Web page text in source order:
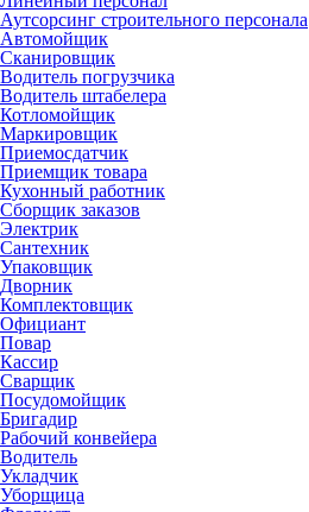
Аутсорсинг строительного персонала
Автомойщик
Сканировщик
Водитель погрузчика
Водитель штабелера
Котломойщик
Маркировщик
Приемосдатчик
Приемщик товара
Кухонный работник
Сборщик заказов
Электрик
Сантехник
Упаковщик
Дворник
Комплектовщик
Официант
Повар
Кассир
Сварщик
Посудомойщик
Бригадир
Рабочий конвейера
Водитель
Укладчик
Уборщица